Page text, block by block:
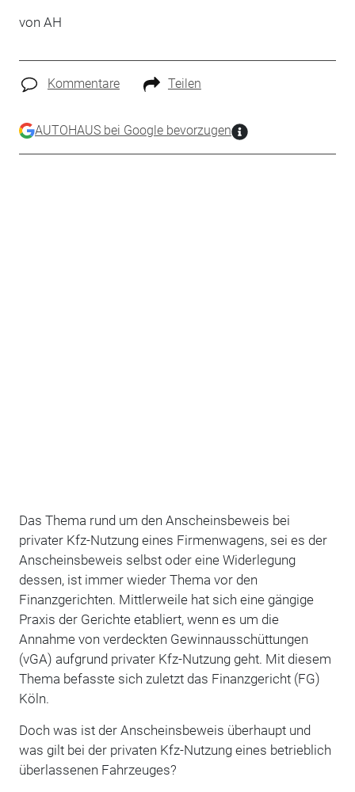
von AH
Kommentare Teilen
AUTOHAUS bei Google bevorzugen
Das Thema rund um den Anscheinsbeweis bei
privater Kfz-Nutzung eines Firmenwagens, sei es der
Anscheinsbeweis selbst oder eine Widerlegung
dessen, ist immer wieder Thema vor den
Finanzgerichten. Mittlerweile hat sich eine gängige
Praxis der Gerichte etabliert, wenn es um die
Annahme von verdeckten Gewinnausschüttungen
(vGA) aufgrund privater Kfz-Nutzung geht. Mit diesem
Thema befasste sich zuletzt das Finanzgericht (FG)
Köln.
Doch was ist der Anscheinsbeweis überhaupt und
was gilt bei der privaten Kfz-Nutzung eines betrieblich
überlassenen Fahrzeuges?